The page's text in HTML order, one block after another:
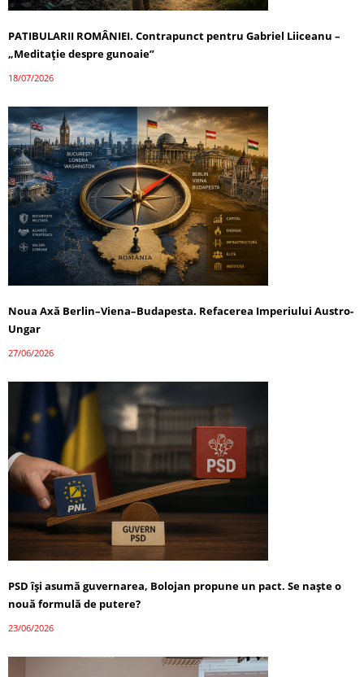
PATIBULARII ROMÂNIEI. Contrapunct pentru Gabriel Liiceanu –
„Meditație despre gunoaie”
18/07/2026
Noua Axă Berlin–Viena–Budapesta. Refacerea Imperiului Austro-
Ungar
27/06/2026
PSD își asumă guvernarea, Bolojan propune un pact. Se naște o
nouă formulă de putere?
23/06/2026